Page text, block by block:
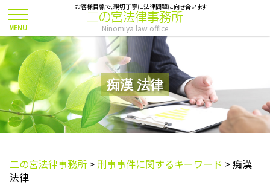
痴漢 法律
お客様目線で、親切丁寧に法律問題に向き合います
二の宮法律事務所
Ninomiya law office
二の宮法律事務所 >刑事事件に関するキーワード >痴漢
法律